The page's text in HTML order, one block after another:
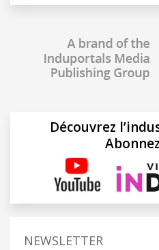
Découvrez
NEWSLETTER